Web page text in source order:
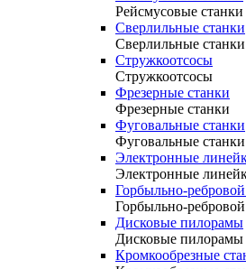
Рейсмусовые станки
Сверлильные станки
Сверлильные станки
Стружкоотсосы
Стружкоотсосы
Фрезерные станки
Фрезерные станки
Фуговальные станки
Фуговальные станки
Электронные
Электронные
Горбыльно-
Горбыльно-
Дисковые пилорамы
Дисковые пилорамы
Кромкообрезные